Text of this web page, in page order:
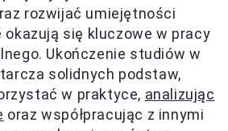
rozwijać umiejętności
się kluczowe w pracy
Ukończenie studiów w
solidnych podstaw,
w praktyce, analizując
oraz współpracując z innymi